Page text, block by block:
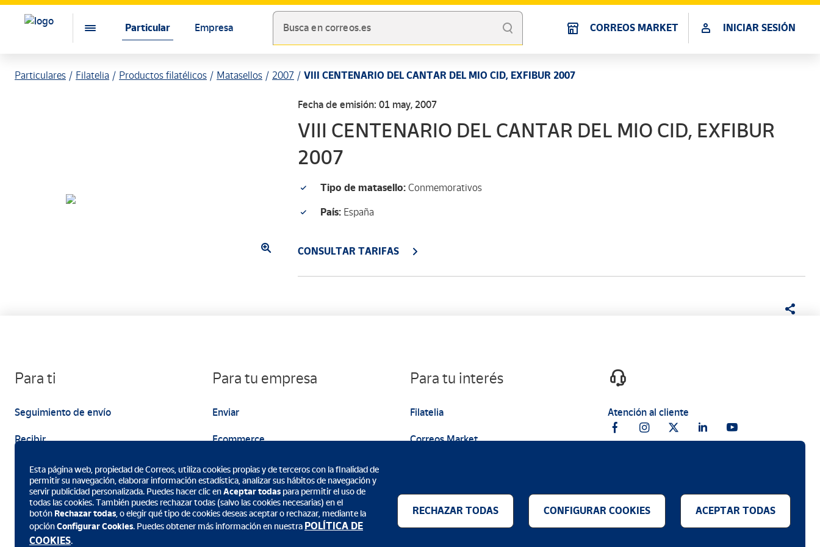
Particular Empresa Busca en correos.es CORREOS MARKET INICIAR SESIÓN
Particulares Filatelia Productos filatélicos Matasellos 2007 VIII CENTENARIO DEL CANTAR DEL MIO CID, EXFIBUR 2007
Fecha de emisión: 01 may, 2007
VIII CENTENARIO DEL CANTAR DEL MIO CID, EXFIBUR
2007
Tipo de matasello: Conmemorativos
País: España
CONSULTAR TARIFAS
Para ti
Seguimiento de envío
Recibir
Enviar
Para tu empresa
Enviar
Ecommerce
Marketing
Para tu interés
Filatelia
Correos Market
Atención al cliente
Descarga la App de Correos
Esta página web, propiedad de Correos, utiliza cookies propias y de terceros con la finalidad de
permitir su navegación, elaborar información estadística, analizar sus hábitos de navegación y
servir publicidad personalizada. Puedes hacer clic enAceptar todas para permitir el uso de
todas las cookies. También puedes rechazar todas (salvo las cookies necesarias) en el
botón Rechazar todas, o elegir qué tipo de cookies deseas aceptar o rechazar, mediante la
opciónConfigurar Cookies. Puedes obtener más información en nuestra POLÍTICA DE
COOKIES.
RECHAZAR TODAS CONFIGURAR COOKIES ACEPTAR TODAS